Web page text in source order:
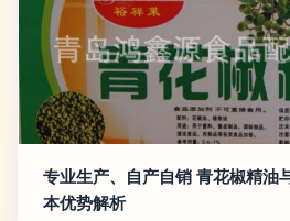
专业生产、自产自销 青花椒精油
本优势解析